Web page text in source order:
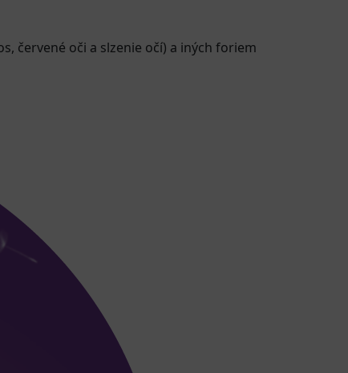
červené oči a slzenie očí) a iných foriem